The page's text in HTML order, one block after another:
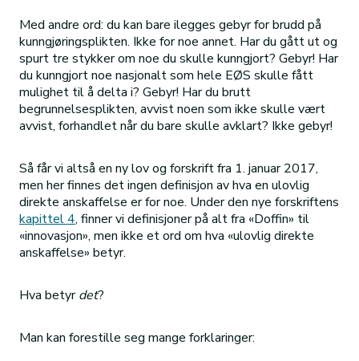
Med andre ord: du kan bare ilegges gebyr for brudd på
kunngjøringsplikten. Ikke for noe annet. Har du gått ut og
spurt tre stykker om noe du skulle kunngjort? Gebyr! Har
du kunngjort noe nasjonalt som hele EØS skulle fått
mulighet til å delta i? Gebyr! Har du brutt
begrunnelsesplikten, avvist noen som ikke skulle vært
avvist, forhandlet når du bare skulle avklart? Ikke gebyr!
Så får vi altså en ny lov og forskrift fra 1. januar 2017,
men her finnes det ingen definisjon av hva en ulovlig
direkte anskaffelse er for noe. Under den nye forskriftens
kapittel 4, finner vi definisjoner på alt fra «Doffin» til
«innovasjon», men ikke et ord om hva «ulovlig direkte
anskaffelse» betyr.
Hva betyrdet?
Man kan forestille seg mange forklaringer: